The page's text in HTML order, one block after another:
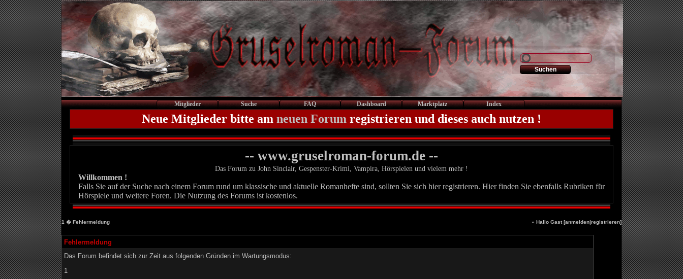
Mitglieder Suche FAQ Dashboard Marktplatz Index
Neue Mitglieder bitte am neuen Forum registrieren und dieses auch nutzen !
-- www.gruselroman-forum.de --
Das Forum zu John Sinclair, Gespenster-Krimi, Vampira, Hörspielen und vielem mehr !
Willkommen !
Falls Sie auf der Suche nach einem Forum rund um klassische und aktuelle Romanhefte sind, sollten Sie sich hier registrieren. Hier finden Sie ebenfalls Rubriken für
Hörspiele und weitere Foren. Die Nutzung des Forums ist kostenlos.
1 � Fehlermeldung » Hallo Gast [anmelden|registrieren]
Fehlermeldung
Das Forum befindet sich zur Zeit aus folgenden Gründen im Wartungsmodus:
1